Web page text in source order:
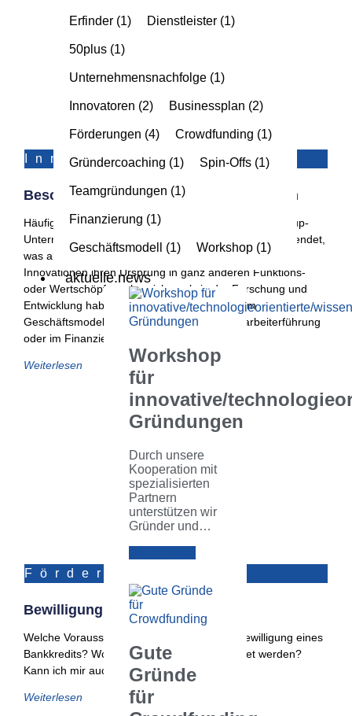
Erfinder (1) Dienstleister (1)
50plus (1)
Unternehmensnachfolge (1)
Innovatoren (2) Businessplan (2)
Förderungen (4) Crowdfunding (1)
Gründercoaching (1) Spin-Offs (1)
Teamgründungen (1)
Finanzierung (1)
Geschäftsmodell (1) Workshop (1)
aktuelle.news
Workshop
für
innovative/
Gründungen
Durch unsere
Kooperation mit
spezialisierten
Partnern
unterstützen wir
Gründer und…
Gute
Gründe
für
Innovatoren
Besonderheiten Innovativer Gründungen
Häufig werden die Begriffe innovative Gründung, Startup-
Unternehmen und High-tech-Gründung synonym verwendet,
was aber nur teilweise richtig ist. Dies liegt daran, dass
Innovationen ihren Ursprung in ganz anderen Funktions-
oder Wertschöpfungsbereichen als in der Forschung und
Entwicklung haben können – beispielsweise im
Geschäftsmodell, dem Vertriebsweg, der Mitarbeiterführung
oder im Finanzierungskonzept.
Weiterlesen
Förderungen
Bewilligung Eines Bankkredits
Welche Voraussetzungen bestehen für die Bewilligung eines
Bankkredits? Wofür kann der Kredit verwendet werden?
Kann ich mir auch ein Gehalt
Weiterlesen